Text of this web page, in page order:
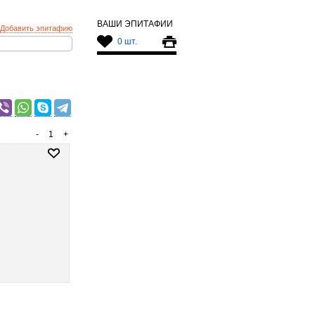
ВАШИ ЭПИТАФИИ
0 шт.
Добавить эпитафию
+
1
-